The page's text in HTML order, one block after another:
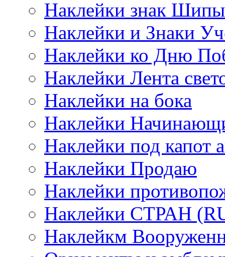
Наклейки знак Шипы
Наклейки и Знаки
Наклейки ко Дню
Наклейки Лента
Наклейки на бока
Наклейки
Наклейки под капот
Наклейки Продаю
Наклейки
Наклейки СТРАН
Наклейкм